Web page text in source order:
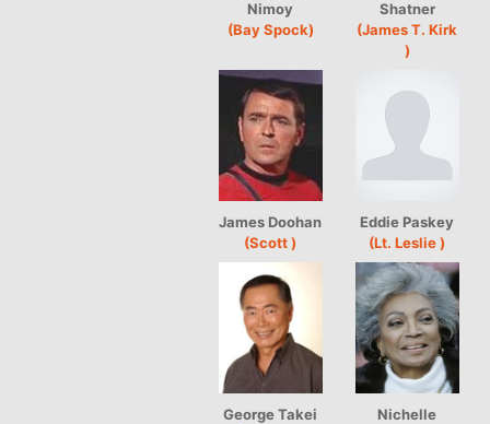
Nimoy
(Bay Spock)
Shatner
(James T. Kirk
)
James Doohan
(Scott )
Eddie Paskey
(Lt. Leslie )
George Takei
Nichelle